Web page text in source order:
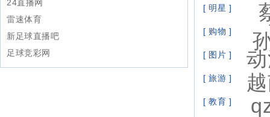
24直播网
雷速体育
新足球直播吧
足球竞彩网
[ 明星 ]
[ 购物 ]
[ 图片 ]
[ 旅游 ]
[ 教育 ]